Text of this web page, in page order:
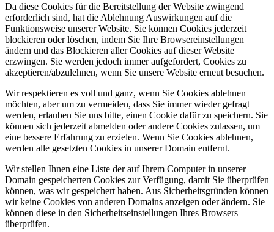
Da diese Cookies für die Bereitstellung der Website zwingend
erforderlich sind, hat die Ablehnung Auswirkungen auf die
Funktionsweise unserer Website. Sie können Cookies jederzeit
blockieren oder löschen, indem Sie Ihre Browsereinstellungen
ändern und das Blockieren aller Cookies auf dieser Website
erzwingen. Sie werden jedoch immer aufgefordert, Cookies zu
akzeptieren/abzulehnen, wenn Sie unsere Website erneut besuchen.
Wir respektieren es voll und ganz, wenn Sie Cookies ablehnen
möchten, aber um zu vermeiden, dass Sie immer wieder gefragt
werden, erlauben Sie uns bitte, einen Cookie dafür zu speichern. Sie
können sich jederzeit abmelden oder andere Cookies zulassen, um
eine bessere Erfahrung zu erzielen. Wenn Sie Cookies ablehnen,
werden alle gesetzten Cookies in unserer Domain entfernt.
Wir stellen Ihnen eine Liste der auf Ihrem Computer in unserer
Domain gespeicherten Cookies zur Verfügung, damit Sie überprüfen
können, was wir gespeichert haben. Aus Sicherheitsgründen können
wir keine Cookies von anderen Domains anzeigen oder ändern. Sie
können diese in den Sicherheitseinstellungen Ihres Browsers
überprüfen.